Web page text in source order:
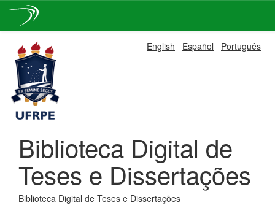
navigation
English Español Português
Biblioteca Digital de
Teses e Dissertações
Biblioteca Digital de Teses e Dissertações